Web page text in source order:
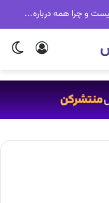
تب جدید دنیای کریپتو؛ Fake World Assets چیست و چرا همه درباره آن حرف می‌زنند؟
ورود